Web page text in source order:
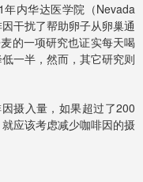
内华达医学院（Nevada
干扰了帮助卵子从卵巢通
的一项研究也证实每天喝
一半，然而，其它研究则
摄入量，如果超过了200
应该考虑减少咖啡因的摄